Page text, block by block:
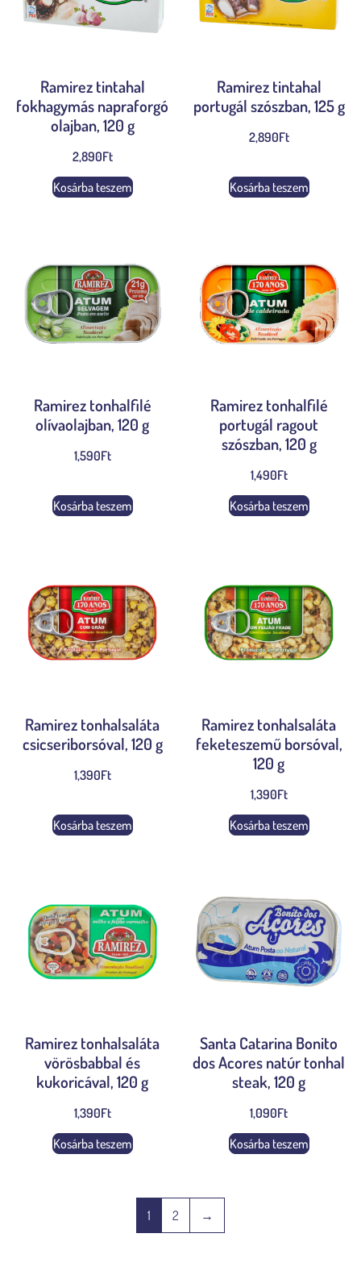
Ramirez tintahal
fokhagymás napraforgó
olajban, 120 g
2,890Ft
Kosárba teszem
Ramirez tintahal
portugál szószban, 125 g
2,890Ft
Kosárba teszem
Ramirez tonhalfilé
olívaolajban, 120 g
1,590Ft
Kosárba teszem
Ramirez tonhalfilé
portugál ragout
szószban, 120 g
1,490Ft
Kosárba teszem
Ramirez tonhalsaláta
csicseriborsóval, 120 g
1,390Ft
Kosárba teszem
Ramirez tonhalsaláta
feketeszemű borsóval,
120 g
1,390Ft
Kosárba teszem
Ramirez tonhalsaláta
vörösbabbal és
kukoricával, 120 g
1,390Ft
Kosárba teszem
Santa Catarina Bonito
dos Acores natúr tonhal
steak, 120 g
1,090Ft
Kosárba teszem
1 2 →